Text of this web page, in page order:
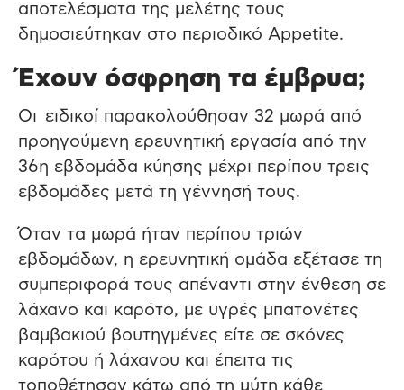
αποτελέσματα της μελέτης τους
δημοσιεύτηκαν στο περιοδικό Appetite.
Έχουν όσφρηση τα έμβρυα;
Οι ειδικοί παρακολούθησαν 32 μωρά από
προηγούμενη ερευνητική εργασία από την
36η εβδομάδα κύησης μέχρι περίπου τρεις
εβδομάδες μετά τη γέννησή τους.
Όταν τα μωρά ήταν περίπου τριών
εβδομάδων, η ερευνητική ομάδα εξέτασε τη
συμπεριφορά τους απέναντι στην ένθεση σε
λάχανο και καρότο, με υγρές μπατονέτες
βαμβακιού βουτηγμένες είτε σε σκόνες
καρότου ή λάχανου και έπειτα τις
τοποθέτησαν κάτω από τη μύτη κάθε